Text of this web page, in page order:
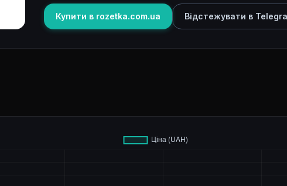
Купити в rozetka.com.ua Відстежувати в